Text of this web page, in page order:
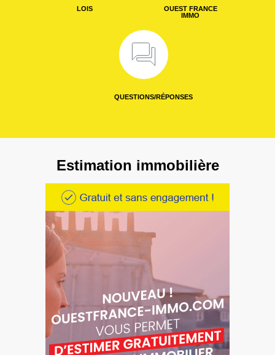
LOIS
OUEST FRANCE
IMMO
QUESTIONS/RÉPONSES
Estimation immobilière